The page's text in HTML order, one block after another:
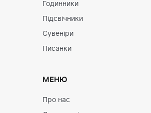
Годинники
Підсвічники
Сувеніри
Писанки
МЕНЮ
Про нас